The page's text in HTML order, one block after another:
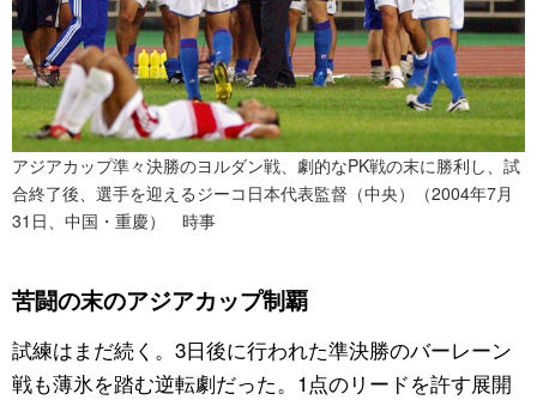
アジアカップ準々決勝のヨルダン戦、劇的なPK戦の末に勝利し、試
合終了後、選手を迎えるジーコ日本代表監督（中央）（2004年7月
31日、中国・重慶） 時事
苦闘の末のアジアカップ制覇
試練はまだ続く。3日後に行われた準決勝のバーレーン
戦も薄氷を踏む逆転劇だった。1点のリードを許す展開